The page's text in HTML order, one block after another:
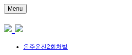
Menu
음주운전2회처벌